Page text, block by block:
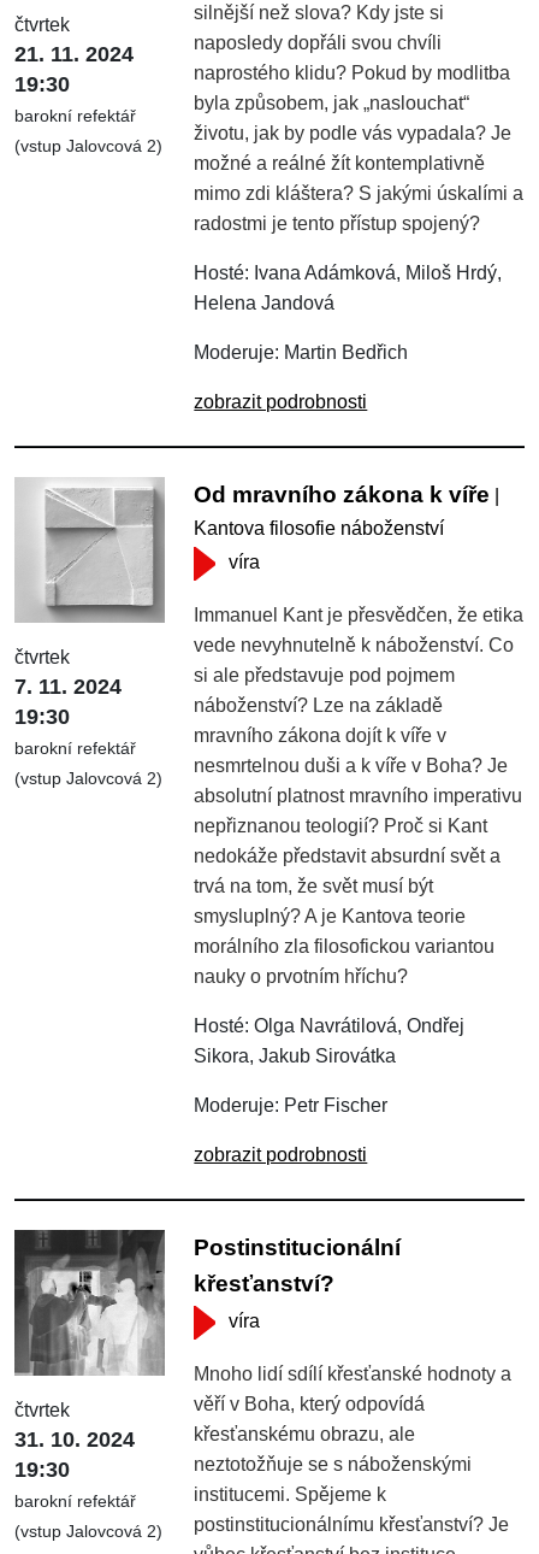
čtvrtek
21. 11. 2024
19:30
barokní refektář
(vstup Jalovcová 2)
silnější než slova? Kdy jste si
naposledy dopřáli svou chvíli
naprostého klidu? Pokud by modlitba
byla způsobem, jak „naslouchat“
životu, jak by podle vás vypadala? Je
možné a reálné žít kontemplativně
mimo zdi kláštera? S jakými úskalími a
radostmi je tento přístup spojený?
Hosté: Ivana Adámková, Miloš Hrdý,
Helena Jandová
Moderuje: Martin Bedřich
zobrazit podrobnosti
čtvrtek
7. 11. 2024
19:30
barokní refektář
(vstup Jalovcová 2)
Od mravního zákona k víře
Kantova filosofie náboženství
víra
Immanuel Kant je přesvědčen, že etika
vede nevyhnutelně k náboženství. Co
si ale představuje pod pojmem
náboženství? Lze na základě
mravního zákona dojít k víře v
nesmrtelnou duši a k víře v Boha? Je
absolutní platnost mravního imperativu
nepřiznanou teologií? Proč si Kant
nedokáže představit absurdní svět a
trvá na tom, že svět musí být
smysluplný? A je Kantova teorie
morálního zla filosofickou variantou
nauky o prvotním hříchu?
Hosté: Olga Navrátilová, Ondřej
Sikora, Jakub Sirovátka
Moderuje: Petr Fischer
zobrazit podrobnosti
čtvrtek
31. 10. 2024
19:30
barokní refektář
(vstup Jalovcová 2)
Postinstitucionální
křesťanství?
víra
Mnoho lidí sdílí křesťanské hodnoty a
věří v Boha, který odpovídá
křesťanskému obrazu, ale
neztotožňuje se s náboženskými
institucemi. Spějeme k
postinstitucionálnímu křesťanství? Je